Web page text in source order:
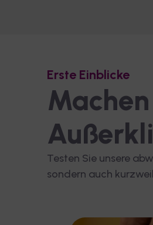
Erste Einblicke
Testen Sie unsere
sondern auch